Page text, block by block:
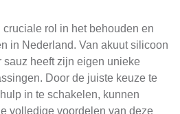
rol in het behouden en
in Nederland. Van akuut silicoon
sauz heeft zijn eigen unieke
Door de juiste keuze te
in te schakelen, kunnen
volledige voordelen van deze